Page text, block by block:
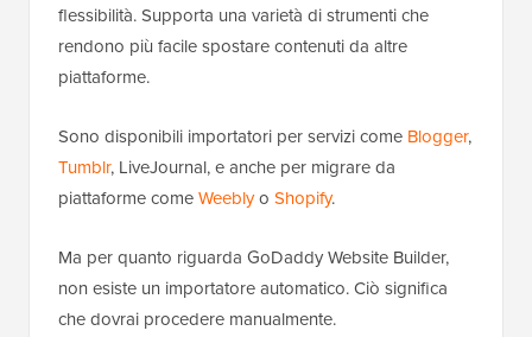
flessibilità. Supporta una varietà di strumenti che
rendono più facile spostare contenuti da altre
piattaforme.
Sono disponibili importatori per servizi come Blogger,
Tumblr, LiveJournal, e anche per migrare da
piattaforme comeWeeblyo Shopify.
Ma per quanto riguarda GoDaddy Website Builder,
non esiste un importatore automatico. Ciò significa
che dovrai procedere manualmente.